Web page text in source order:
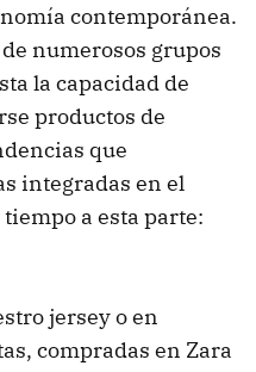
contemporánea.
numerosos grupos
la capacidad de
productos de
que
integradas en el
a esta parte:
jersey o en
compradas en Zara